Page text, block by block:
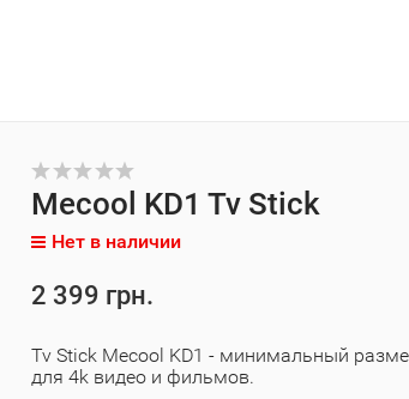
Mecool KD1 Tv Stick
Нет в наличии
2 399 грн.
Tv Stick Mecool KD1 - минимальный
для 4k видео и фильмов.